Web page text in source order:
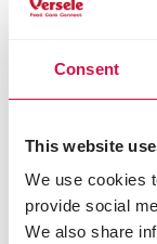
Consent
This website
We use cookies
provide social
We also share
einzige
Unsere
sind der